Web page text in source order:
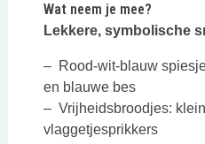
Wat neem je mee?
Lekkere, symbolische
– Rood-wit-blauw
en blauwe bes
– Vrijheidsbroodjes:
vlaggetjesprikkers